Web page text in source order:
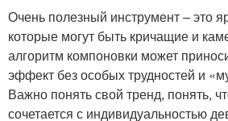
Очень полезный инструмент – это
которые могут быть кричащие и
алгоритм компоновки может
эффект без особых трудностей и
Важно понять свой тренд, понять,
сочетается с индивидуальностью